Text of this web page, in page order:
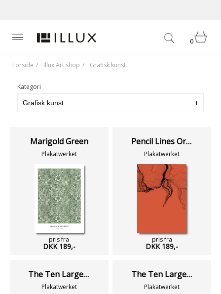
0
Forside Illux Art shop Grafisk kunst
Kategori
Marigold Green
Plakatwerket
pris fra
DKK 189,-
Pencil Lines Orange
Plakatwerket
pris fra
DKK 189,-
The Ten Largest No. 7 - Adulthood
Plakatwerket
The Ten Largest No. 3 - Youth
Plakatwerket